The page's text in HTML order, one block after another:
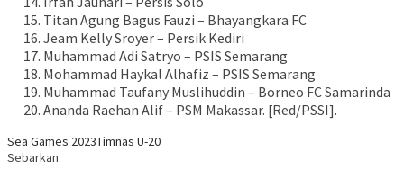
Titan Agung Bagus Fauzi – Bhayangkara FC
Jeam Kelly Sroyer – Persik Kediri
Muhammad Adi Satryo – PSIS Semarang
Mohammad Haykal Alhafiz – PSIS Semarang
Muhammad Taufany Muslihuddin – Borneo FC Samarinda
Ananda Raehan Alif – PSM Makassar. [Red/PSSI].
Sea Games 2023Timnas U-20
Sebarkan